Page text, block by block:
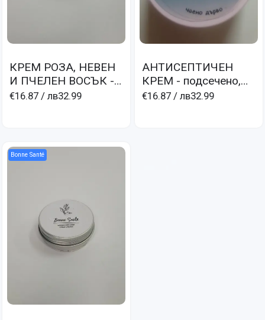
КРЕМ РОЗА, НЕВЕН
И ПЧЕЛЕН ВОСЪК -
изгаряне, белези,
€16.87 / лв32.99
АНТИСЕПТИЧЕН
КРЕМ - подсечено,
гъбички, мокри
€16.87 / лв32.99
Bonne Santé